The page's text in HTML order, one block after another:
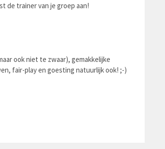
de trainer van je groep aan!
ook niet te zwaar), gemakkelijke
fair-play en goesting natuurlijk ook! ;-)